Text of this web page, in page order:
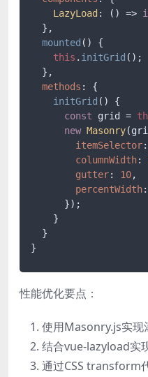
LazyLoad : () =>
  },
mounted ( ) {
this . initGrid ();
  },
methods : {
initGrid ( ) {
const grid =
new Masonry
itemSelector:
columnWidth:
gutter: 10,
percentWidth:
      });
    }
  }
}
性能优化要点：
使用Masonry.js实现
结合vue-lazyload实
通过CSS transform